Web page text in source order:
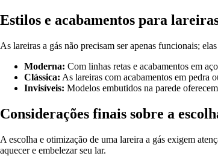
Estilos e acabamentos para
As lareiras a gás não precisam ser apenas funcionais;
Moderna: Com linhas retas e acabamentos em
Clássica: As lareiras com acabamentos em pedra
Invisíveis: Modelos embutidos na parede
Considerações finais sobre a
A escolha e otimização de uma lareira a gás exigem
aquecer e embelezar seu lar.